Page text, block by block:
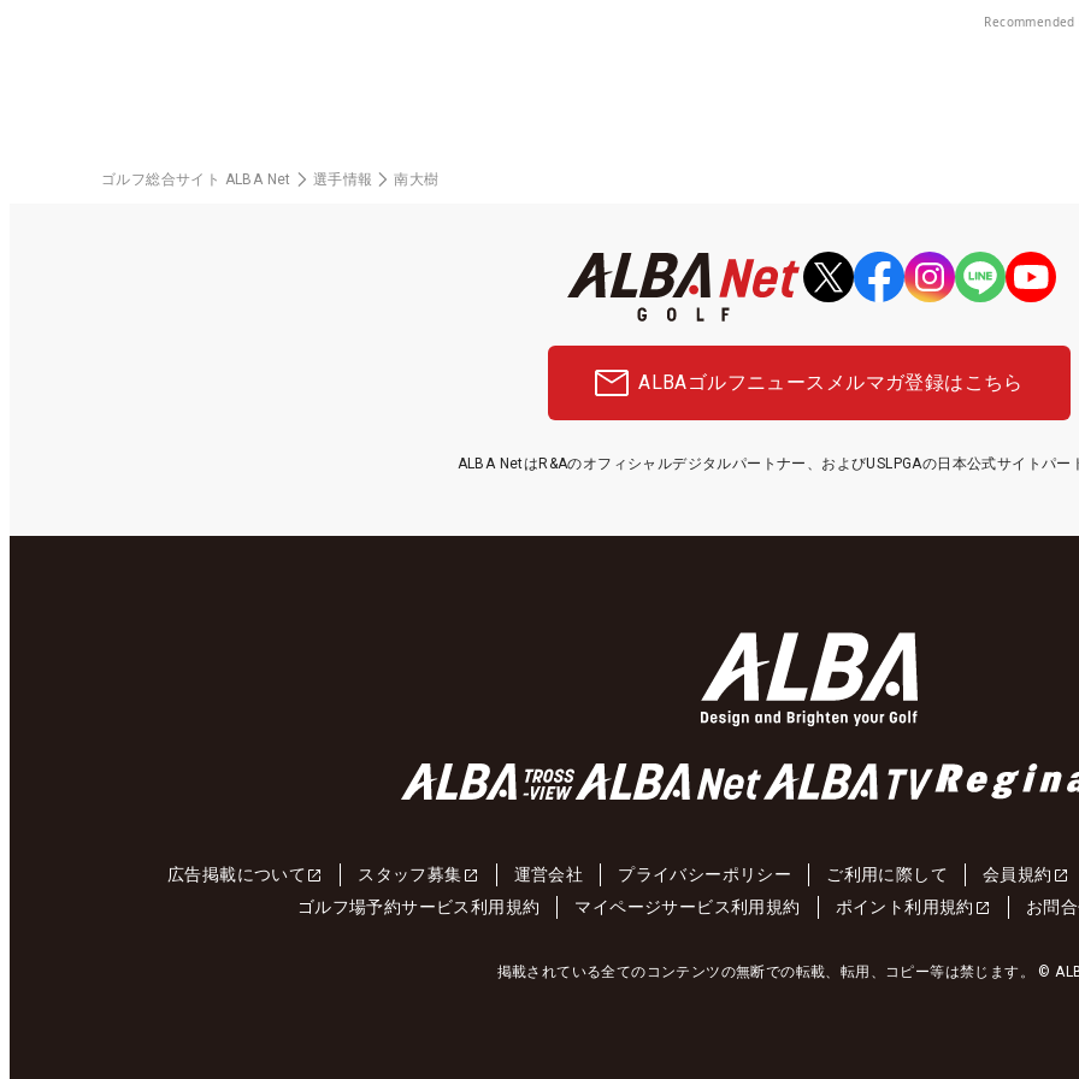
Recommended
ゴルフ総合サイト ALBA Net 選手情報 南大樹
ALBAゴルフニュース メルマガ登録はこちら
ALBA NetはR&Aのオフィシャルデジタルパートナー、およびUSLPGAの日本公式サイトパー
広告掲載について スタッフ募集 運営会社 プライバシーポリシー ご利用に際して 会員規約
ゴルフ場予約サービス利用規約
マイページサービス利用規約 ポイント利用規約 お問
掲載されている全てのコンテンツの無断での転載、転用、コピー等は禁じます。 ©